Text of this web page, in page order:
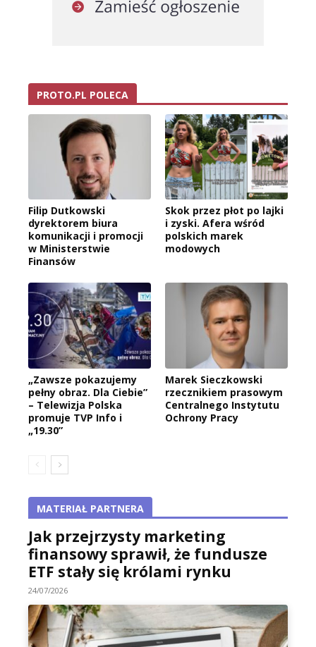
PROTO.PL POLECA
Filip Dutkowski
dyrektorem biura
komunikacji i promocji
w Ministerstwie
Finansów
Skok przez płot po lajki
i zyski. Afera wśród
polskich marek
modowych
„Zawsze pokazujemy
pełny obraz. Dla Ciebie”
– Telewizja Polska
promuje TVP Info i
„19.30”
Marek Sieczkowski
rzecznikiem prasowym
Centralnego Instytutu
Ochrony Pracy
MATERIAŁ PARTNERA
Jak przejrzysty marketing
finansowy sprawił, że fundusze
ETF stały się królami rynku
24/07/2026